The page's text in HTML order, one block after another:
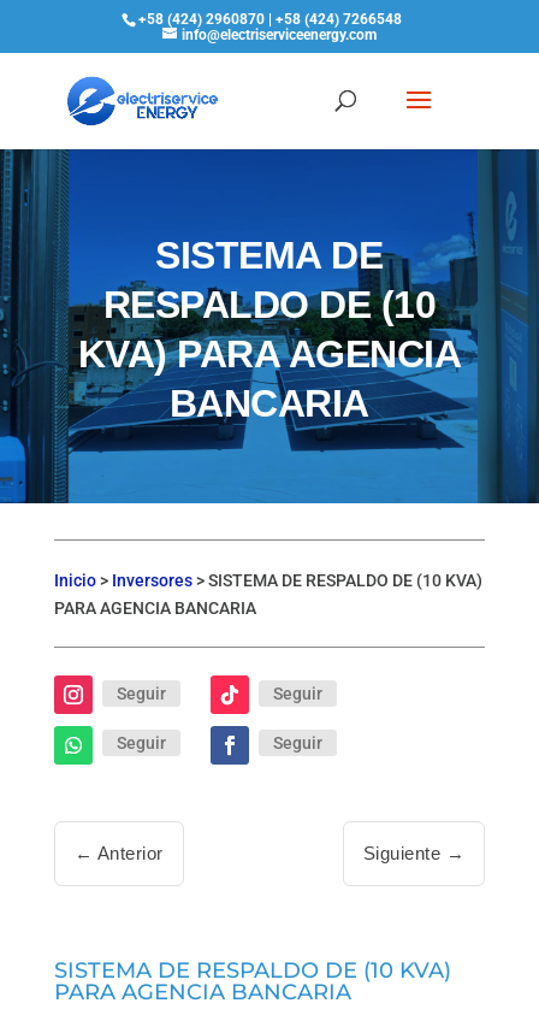
+58 (424) 2960870 | +58 (424) 7266548
info@electriserviceenergy.com
SISTEMA DE
RESPALDO DE (10
KVA) PARA AGENCIA
BANCARIA
Inicio> Inversores>SISTEMA DE RESPALDO DE (10 KVA)
PARA AGENCIA BANCARIA
Seguir Seguir
Seguir Seguir
← Anterior Siguiente →
SISTEMA DE RESPALDO DE (10 KVA)
PARA AGENCIA BANCARIA